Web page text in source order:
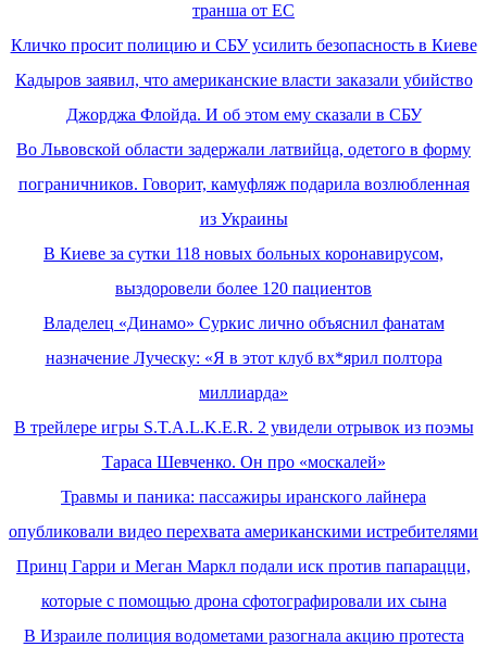
транша от ЕС
Кличко просит полицию и СБУ усилить безопасность в Киеве
Кадыров заявил, что американские власти заказали убийство
Джорджа Флойда. И об этом ему сказали в СБУ
Во Львовской области задержали латвийца, одетого в форму
пограничников. Говорит, камуфляж подарила возлюбленная
из Украины
В Киеве за сутки 118 новых больных коронавирусом,
выздоровели более 120 пациентов
Владелец «Динамо» Суркис лично объяснил фанатам
назначение Луческу: «Я в этот клуб вх*ярил полтора
миллиарда»
В трейлере игры S.T.A.L.K.E.R. 2 увидели отрывок из поэмы
Тараса Шевченко. Он про «москалей»
Травмы и паника: пассажиры иранского лайнера
опубликовали видео перехвата американскими истребителями
Принц Гарри и Меган Маркл подали иск против папарацци,
которые с помощью дрона сфотографировали их сына
В Израиле полиция водометами разогнала акцию протеста